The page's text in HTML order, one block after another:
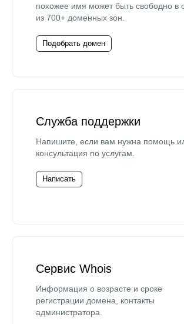
похожее имя может быть свободно в
из 700+ доменных зон.
Подобрать домен
Служба поддержки
Напишите, если вам нужна помощь
консультация по услугам.
Написать
Сервис Whois
Информация о возрасте и сроке
регистрации домена, контакты
администратора.